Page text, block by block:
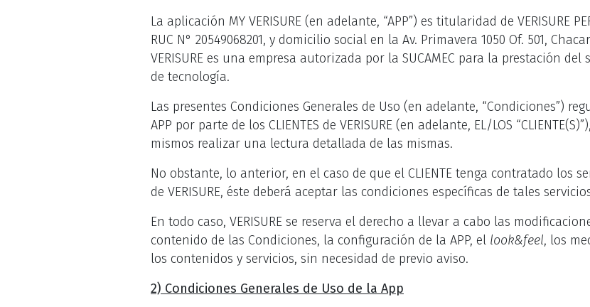
La aplicación MY VERISURE (en adelante, “APP”) es titularidad de VERISURE
RUC N° 20549068201, y domicilio social en la Av. Primavera 1050 Of. 501,
VERISURE es una empresa autorizada por la SUCAMEC para la prestación
de tecnología.
Las presentes Condiciones Generales de Uso (en adelante, “Condiciones”)
APP por parte de los CLIENTES de VERISURE (en adelante, EL/LOS
mismos realizar una lectura detallada de las mismas.
No obstante, lo anterior, en el caso de que el CLIENTE tenga contratado los
de VERISURE, éste deberá aceptar las condiciones específicas de tales
En todo caso, VERISURE se reserva el derecho a llevar a cabo las
contenido de las Condiciones, la configuración de la APP, el look&feel, los
los contenidos y servicios, sin necesidad de previo aviso.
2) Condiciones Generales de Uso de la App